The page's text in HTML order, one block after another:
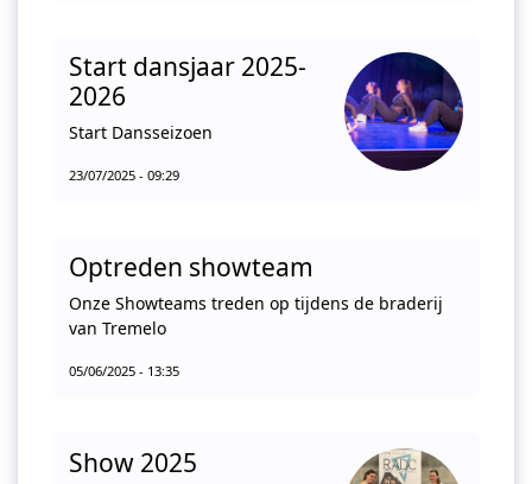
Start dansjaar 2025-
2026
Start Dansseizoen
23/07/2025 - 09:29
Optreden showteam
Onze Showteams treden op tijdens de braderij
van Tremelo
05/06/2025 - 13:35
Show 2025